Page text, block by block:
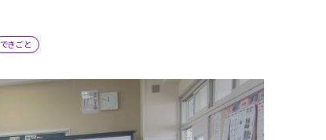
できごと